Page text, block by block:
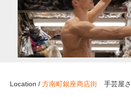
Location / 方南町銀座商店街 手芸屋